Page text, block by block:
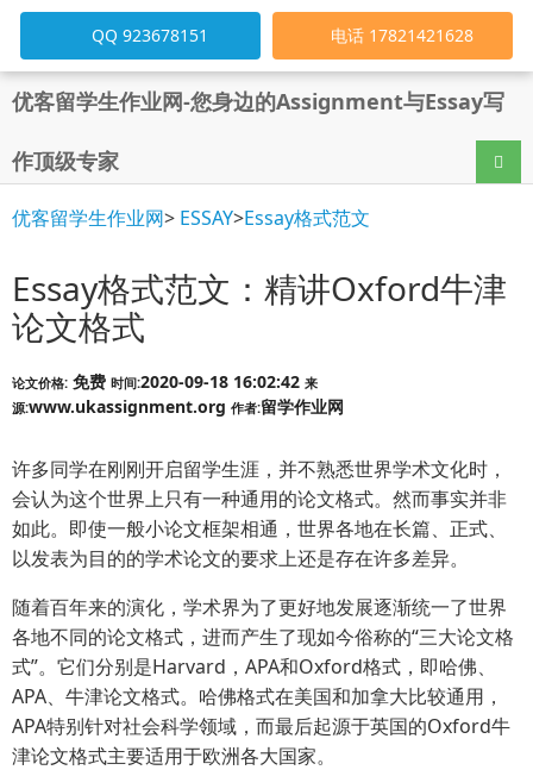
优客留学生作业网-您身边的Assignment与Essay写
作顶级专家 导航
QQ 923678151 电话 17821421628
优客留学生作业网> ESSAY>Essay格式范文
Essay格式范文：精讲Oxford牛津
论文格式
论文价格: 免费 时间:2020-09-18 16:02:42 来
源:www.ukassignment.org 作者:留学作业网
许多同学在刚刚开启留学生涯，并不熟悉世界学术文化时，
会认为这个世界上只有一种通用的论文格式。然而事实并非
如此。即使一般小论文框架相通，世界各地在长篇、正式、
以发表为目的的学术论文的要求上还是存在许多差异。
随着百年来的演化，学术界为了更好地发展逐渐统一了世界
各地不同的论文格式，进而产生了现如今俗称的“三大论文格
式”。它们分别是Harvard，APA和Oxford格式，即哈佛、
APA、牛津论文格式。哈佛格式在美国和加拿大比较通用，
APA特别针对社会科学领域，而最后起源于英国的Oxford牛
津论文格式主要适用于欧洲各大国家。